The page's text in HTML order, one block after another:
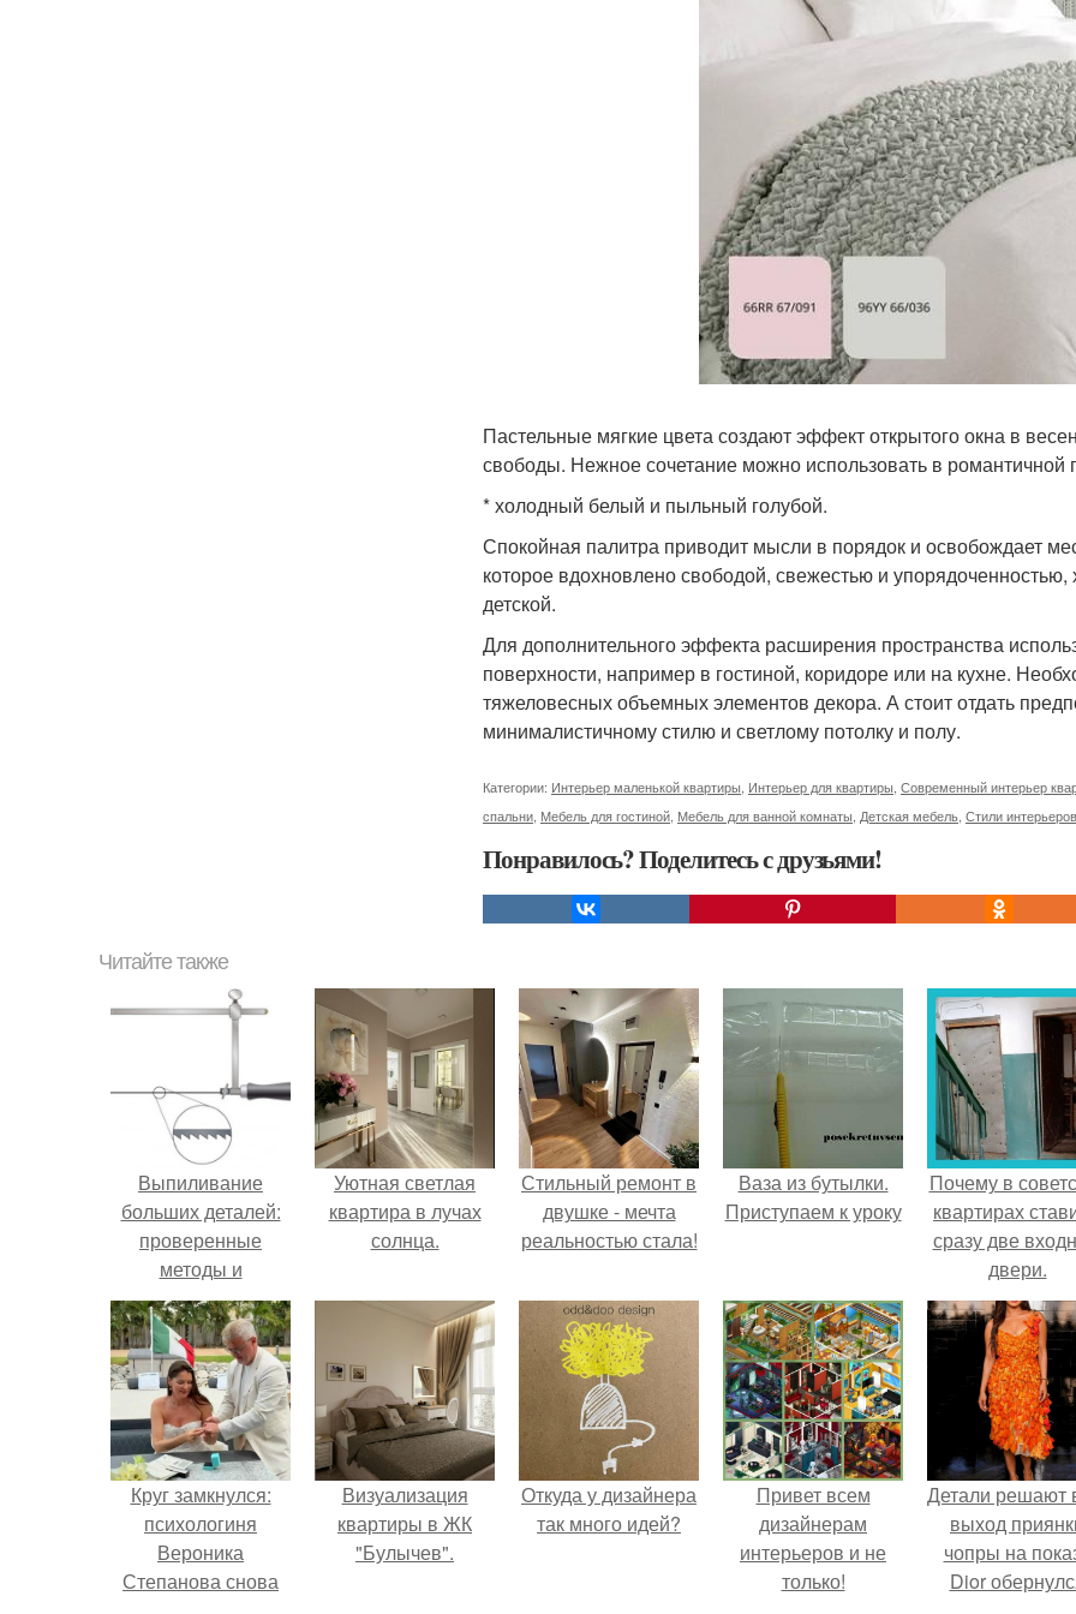
Пастельные мягкие цвета создают эффект открытого окна в
свободы. Нежное сочетание можно использовать в романтичной
* холодный белый и пыльный голубой.
Спокойная палитра приводит мысли в порядок и освобождает
которое вдохновлено свободой, свежестью и
детской.
Для дополнительного эффекта расширения пространства
поверхности, например в гостиной, коридоре или на кухне.
тяжеловесных объемных элементов декора. А стоит отдать
минималистичному стилю и светлому потолку и полу.
Категории: Интерьер маленькой квартиры Интерьер для квартиры Современный интерьер
спальни Мебель для гостиной Мебель для ванной комнаты Детская мебель Стили
Понравилось? Поделитесь с друзьями!
Читайте также
Выпиливание
больших деталей:
проверенные
методы и
инструменты
Уютная светлая
квартира в лучах
солнца.
Стильный ремонт в
двушке - мечта
реальностью стала!
Ваза из бутылки.
Приступаем к уроку
Почему в
квартирах
сразу две
двери.
Круг замкнулся:
психологиня
Вероника
Степанова снова
Визуализация
квартиры в ЖК
"Булычев".
Откуда у дизайнера
так много идей?
Привет всем
дизайнерам
интерьеров и не
только!
Детали решают
выход
чопры на
Dior